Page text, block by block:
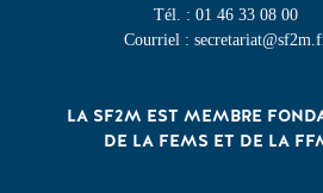
Tél. : 01 46 33 08 00
Courriel :
LA SF2M EST MEMBRE
DE LA FEMS ET DE LA